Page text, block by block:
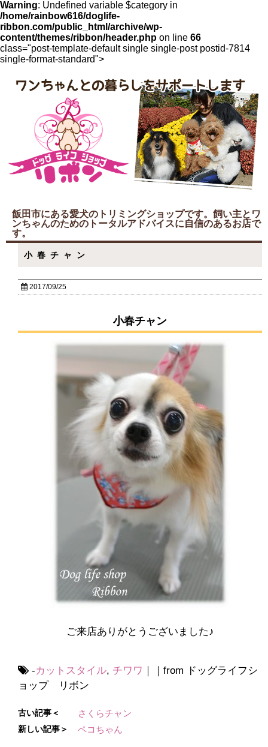
Warning: Undefined variable $category in
/home/rainbow616/doglife-
ribbon.com/public_html/archive/wp-
content/themes/ribbon/header.php on line 66
class="post-template-default single single-post postid-7814
single-format-standard">
飯田市にある愛犬のトリミングショップです。飼い主とワ
ンちゃんのためのトータルアドバイスに自信のあるお店で
す。
小春チャン
2017/09/25
小春チャン
ご来店ありがとうございました♪
-カットスタイル, チワワ
｜｜from ドッグライフシ
ョップ リボン
古い記事＜ さくらチャン
新しい記事＞ ペコちゃん